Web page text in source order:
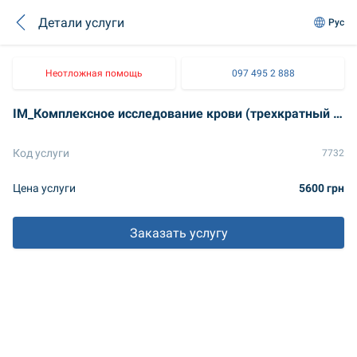
Детали услуги Рус
Неотложная помощь 097 495 2 888
ІМ_Комплексное исследование крови (трехкратный отбор): идентификация аэробных микроорганизмов, грибов Candida spp
Код услуги 7732
Цена услуги 5600 грн
Заказать услугу